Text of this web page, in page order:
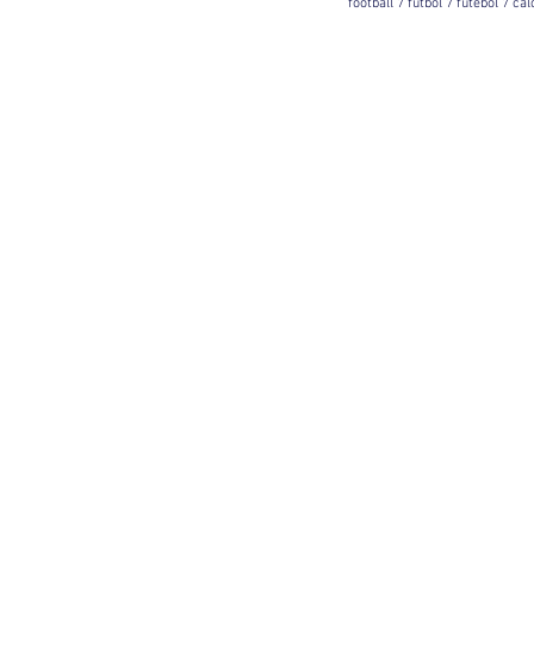
football 7 futbol 7 futebol 7